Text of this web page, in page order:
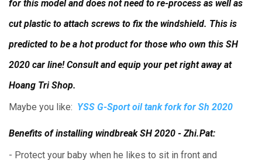
for this model and does not need to re-process as well as
cut plastic to attach screws to fix the windshield. This is
predicted to be a hot product for those who own this SH
2020 car line!Consult and equip your pet right away at
Hoang Tri Shop.
Maybe you like: YSS G-Sport oil tank fork for Sh 2020
Benefits of installing windbreak SH 2020 - Zhi.Pat:
- Protect your baby when he likes to sit in front and